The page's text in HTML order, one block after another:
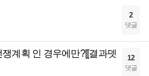
2
댓글
계획 인 경우에만?[[결과뎃
12
댓글